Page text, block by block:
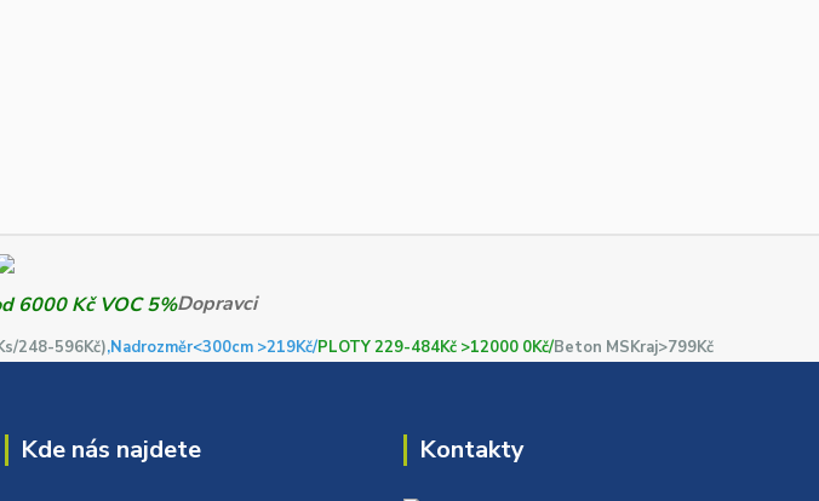
Dopravci
248-596Kč),Nadrozměr<300cm >219Kč/PLOTY 229-484Kč >12000 0Kč/Beton MSKraj>799Kč
Kde nás najdete Kontakty